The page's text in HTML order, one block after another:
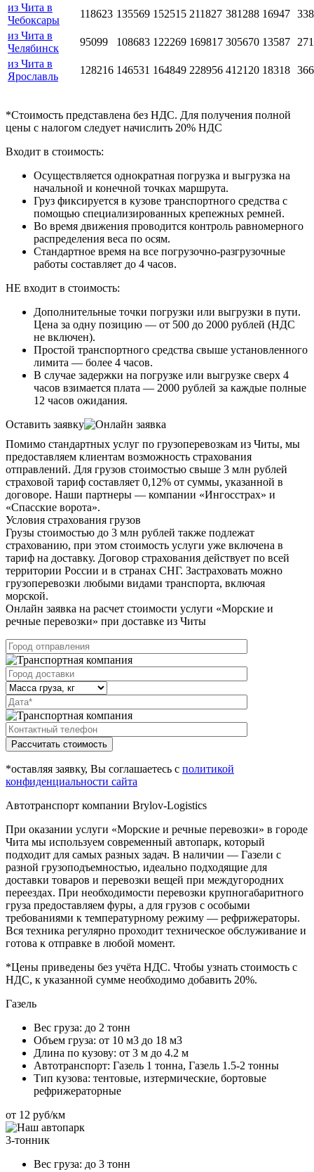
из Чита в
Чебоксары
118623 135569 152515 211827 381288 16947
из Чита в
Челябинск
95099 108683 122269 169817 305670 13587
из Чита в
Ярославль
128216 146531 164849 228956 412120 18318
*Стоимость представлена без НДС. Для получения полной
цены с налогом следует начислить 20% НДС
Входит в стоимость:
Осуществляется однократная погрузка и выгрузка на
начальной и конечной точках маршрута.
Груз фиксируется в кузове транспортного средства с
помощью специализированных крепежных ремней.
Во время движения проводится контроль равномерного
распределения веса по осям.
Стандартное время на все погрузочно-разгрузочные
работы составляет до 4 часов.
НЕ входит в стоимость:
Дополнительные точки погрузки или выгрузки в пути.
Цена за одну позицию — от 500 до 2000 рублей (НДС
не включен).
Простой транспортного средства свыше установленного
лимита — более 4 часов.
В случае задержки на погрузке или выгрузке сверх 4
часов взимается плата — 2000 рублей за каждые полные
12 часов ожидания.
Оставить заявку
Помимо стандартных услуг по грузоперевозкам из Читы, мы
предоставляем клиентам возможность страхования
отправлений. Для грузов стоимостью свыше 3 млн рублей
страховой тариф составляет 0,12% от суммы, указанной в
договоре. Наши партнеры — компании «Ингосстрах» и
«Спасские ворота».
Условия страхования грузов
Грузы стоимостью до 3 млн рублей также подлежат
страхованию, при этом стоимость услуги уже включена в
тариф на доставку. Договор страхования действует по всей
территории России и в странах СНГ. Застраховать можно
грузоперевозки любыми видами транспорта, включая
морской.
Онлайн заявка на расчет стоимости услуги «Морские и
речные перевозки» при доставке из Читы
Рассчитать стоимость
*оставляя заявку, Вы соглашаетесь с политикой
конфиденциальности сайта
Автотранспорт компании Brylov-Logistics
При оказании услуги «Морские и речные перевозки» в городе
Чита мы используем современный автопарк, который
подходит для самых разных задач. В наличии — Газели с
разной грузоподъемностью, идеально подходящие для
доставки товаров и перевозки вещей при междугородних
переездах. При необходимости перевозки крупногабаритного
груза предоставляем фуры, а для грузов с особыми
требованиями к температурному режиму — рефрижераторы.
Вся техника регулярно проходит техническое обслуживание и
готова к отправке в любой момент.
*Цены приведены без учёта НДС. Чтобы узнать стоимость с
НДС, к указанной сумме необходимо добавить 20%.
Газель
Вес груза: до 2 тонн
Объем груза: от 10 м3 до 18 м3
Длина по кузову: от 3 м до 4.2 м
Автотранспорт: Газель 1 тонна, Газель 1.5-2 тонны
Тип кузова: тентовые, изтермические, бортовые
рефрижераторные
от 12 руб/км
3-тонник
Вес груза: до 3 тонн